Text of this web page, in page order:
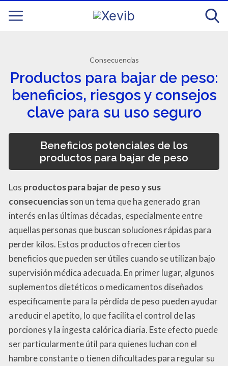
Consecuencias
Productos para bajar de peso:
beneficios, riesgos y consejos
clave para su uso seguro
Beneficios potenciales de los
productos para bajar de peso
Los productos para bajar de peso y sus
consecuenciasson un tema que ha generado gran
interés en las últimas décadas, especialmente entre
aquellas personas que buscan soluciones rápidas para
perder kilos. Estos productos ofrecen ciertos
beneficios que pueden ser útiles cuando se utilizan bajo
supervisión médica adecuada. En primer lugar, algunos
suplementos dietéticos o medicamentos diseñados
específicamente para la pérdida de peso pueden ayudar
a reducir el apetito, lo que facilita el control de las
porciones y la ingesta calórica diaria. Este efecto puede
ser particularmente útil para quienes luchan con el
hambre constante o tienen dificultades para regular su